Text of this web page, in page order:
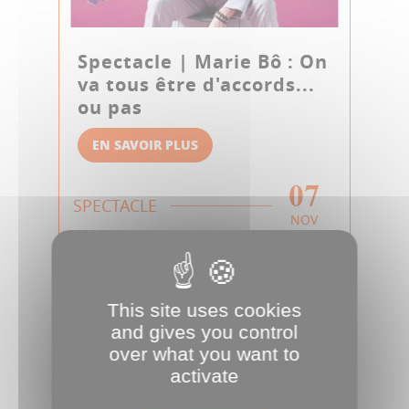
Spectacle | Marie Bô : On
va tous être d'accords...
ou pas
EN SAVOIR PLUS
SPECTACLE 07
NOV
This site uses cookies
and gives you control
over what you want to
activate